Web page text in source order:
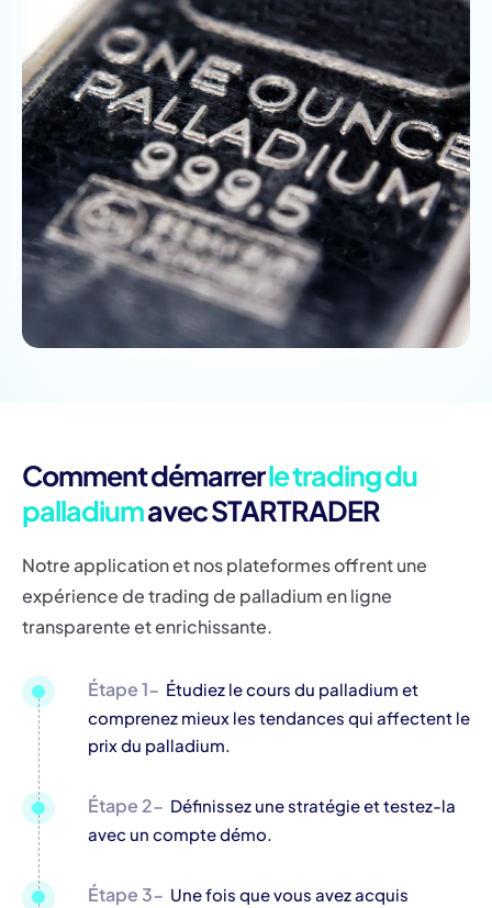
Comment démarrerle trading du
palladiumavec STARTRADER
Notre application et nos plateformes offrent une
expérience de trading de palladium en ligne
transparente et enrichissante.
Étape 1- Étudiez le cours du palladium et
comprenez mieux les tendances qui affectent le
prix du palladium.
Étape 2- Définissez une stratégie et testez-la
avec un compte démo.
Étape 3- Une fois que vous avez acquis